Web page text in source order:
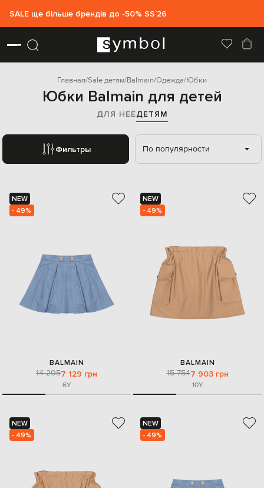
SALE ще більше брендів до -50% SS`26
Главная Sale детям Balmain Одежда Юбки
Юбки Balmain для детей
ДЛЯ НЕЁДЕТЯМ
Фильтры По популярности
NEW
- 49%
BALMAIN
14 2057 129 грн
6Y
NEW
- 49%
BALMAIN
15 7547 903 грн
10Y
NEW
- 49%
NEW
- 49%